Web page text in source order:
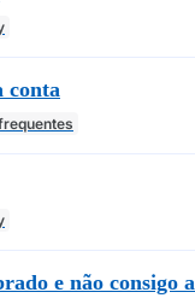
conta
e não consigo